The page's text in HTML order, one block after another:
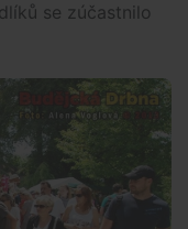
se zúčastnilo